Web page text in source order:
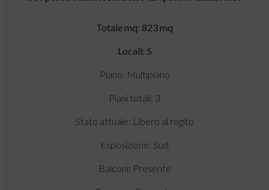
Totale mq: 823 mq
Locali: 5
Piano: Multipiano
Piani totali: 3
Stato attuale: Libero al rogito
Esposizione: Sud
Balconi: Presente